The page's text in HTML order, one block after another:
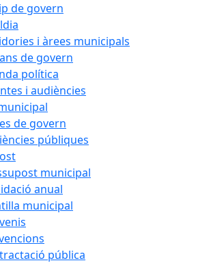
de govern
i àrees municipals
de govern
política
i audiències
de govern
públiques
municipal
anual
municipal
pública